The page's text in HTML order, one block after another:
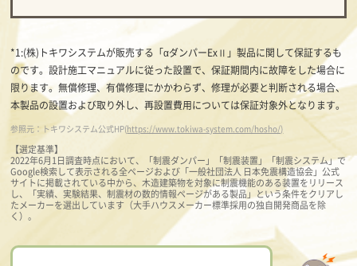
*1:(株)トキワシステムが販売する「αダンパーExⅡ」製品に関して保証するも
のです。設計施工マニュアルに従った設置で、保証期間内に故障をした場合に
限ります。無償修理、有償修理にかかわらず、修理が必要と判断される場合、
本製品の設置および取り外し、再設置費用については保証対象外となります。
参照元：トキワシステム公式HP(https://www.tokiwa-system.com/hosho/)
【選定基準】
2022年6月1日調査時点において、「制震ダンパー」「制震装置」「制震システム」で
Google検索して表示される全ページおよび「一般社団法人 日本免震構造協会」公式
サイトに掲載されている中から、木造建築物を対象に制震機能のある装置をリリース
し、「実績、実験結果、制震材の数的情報ページがある製品」という条件をクリアし
たメーカーを選出しています（大手ハウスメーカー標準採用の独自開発商品を除
く）。